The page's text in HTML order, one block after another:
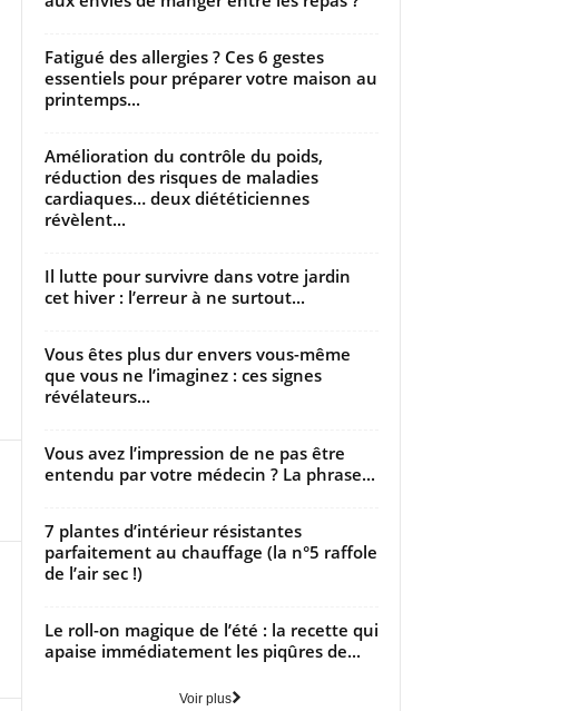
Fatigué des allergies ? Ces 6 gestes
essentiels pour préparer votre maison au
printemps...
Amélioration du contrôle du poids,
réduction des risques de maladies
cardiaques… deux diététiciennes
révèlent...
Il lutte pour survivre dans votre jardin
cet hiver : l’erreur à ne surtout...
Vous êtes plus dur envers vous-même
que vous ne l’imaginez : ces signes
révélateurs...
Vous avez l’impression de ne pas être
entendu par votre médecin ? La phrase...
7 plantes d’intérieur résistantes
parfaitement au chauffage (la n°5 raffole
de l’air sec !)
Le roll-on magique de l’été : la recette qui
apaise immédiatement les piqûres de...
Voir plus